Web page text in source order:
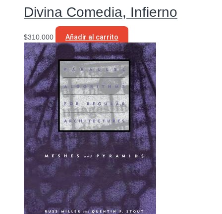
Divina Comedia, Infierno
$310.000 Añadir al carrito